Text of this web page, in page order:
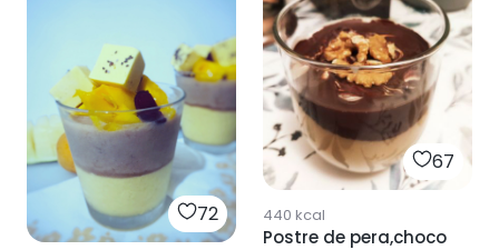
72
67
440 kcal
Postre de pera,choco